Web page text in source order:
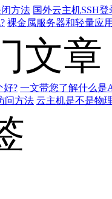
方法 国外云主机SSH
裸金属服务器和轻量应
文章
好? 一文带您了解什么是
问方法 云主机是不是物